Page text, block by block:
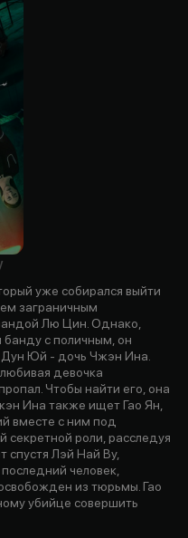
уже собирался выйти
заграничным
Лю Цин. Однако,
банду с поличным, он
Юй - дочь Чжэн Ина.
девочка
Чтобы найти его, она
Ина также ищет Гао Ян,
вместе с ним под
секретной роли, расследуя
спустя Лэй Най Ву,
человек,
из тюрьмы. Гао
убийце совершить